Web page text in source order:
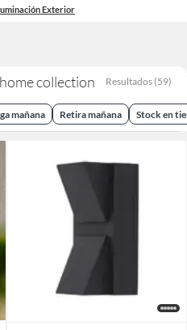
Exterior
collection Resultados (59)
mañana Retira mañana Stock en